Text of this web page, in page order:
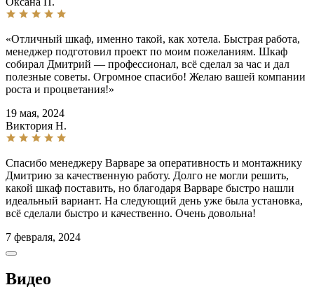
«Отличный шкаф, именно такой, как хотела. Быстрая работа,
менеджер подготовил проект по моим пожеланиям. Шкаф
собирал Дмитрий — профессионал, всё сделал за час и дал
полезные советы. Огромное спасибо! Желаю вашей компании
роста и процветания!»
19 мая, 2024
Виктория Н.
Спасибо менеджеру Варваре за оперативность и монтажнику
Дмитрию за качественную работу. Долго не могли решить,
какой шкаф поставить, но благодаря Варваре быстро нашли
идеальный вариант. На следующий день уже была установка,
всё сделали быстро и качественно. Очень довольна!
7 февраля, 2024
Видео